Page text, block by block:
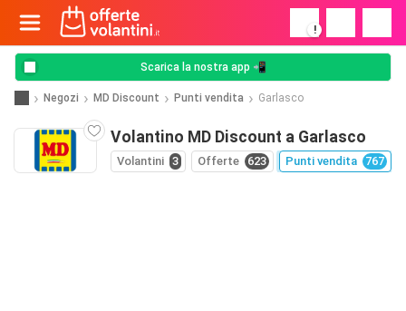
!
Scarica la nostra app 📲
Negozi MD Discount Punti vendita Garlasco
Volantino MD Discount a Garlasco
Volantini 3 Offerte 623 Punti vendita 767